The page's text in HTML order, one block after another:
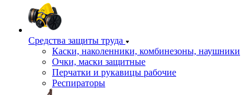
Средства защиты труда
Каски, наколенники, комбинезоны, наушники
Очки, маски защитные
Перчатки и рукавицы рабочие
Респираторы